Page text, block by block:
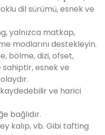
dil sürümü, esnek ve
yalnızca matkap,
modlarını destekleyin.
bölme, dizi, ofset,
esnek ve
kaydedebilir ve harici
bağlıdır.
kalıp, vb. Gibi tafting